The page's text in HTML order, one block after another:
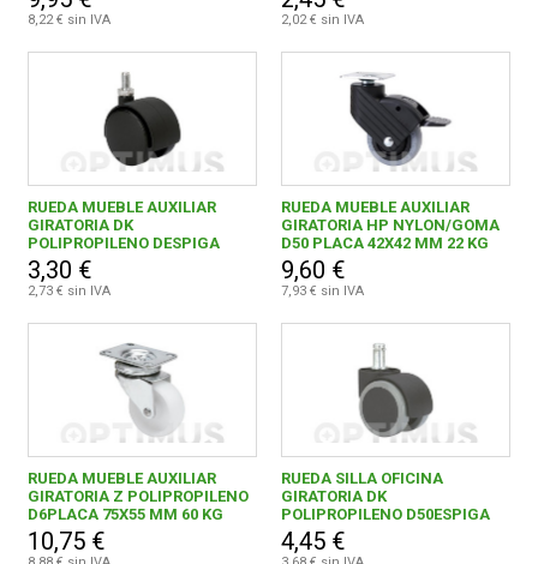
ALTUNA HERMANOS, S.A.
Ayerbe 41
BRESME MADRID, S.L. 4
Brinox 2
DOSISPRAY, S.L.
Ferrovicmar
GIERRE S.R.L. 3
JBM CAMPLLONG, S.L. 1
8,22 € sin IVA 2,02 € sin IVA
RUEDA MUEBLE AUXILIAR
GIRATORIA DK
POLIPROPILENO DESPIGA
ROSCADA M 8X15 50 KG
3,30 €
2,73 € sin IVA
RUEDA MUEBLE AUXILIAR
GIRATORIA HP NYLON/GOMA
D50 PLACA 42X42 MM 22 KG
CON FRENO
9,60 €
7,93 € sin IVA
RUEDA MUEBLE AUXILIAR
GIRATORIA Z POLIPROPILENO
D6PLACA 75X55 MM 60 KG
10,75 €
RUEDA SILLA OFICINA
GIRATORIA DK
POLIPROPILENO D50ESPIGA
LISA 11X22 50 KG
4,45 €